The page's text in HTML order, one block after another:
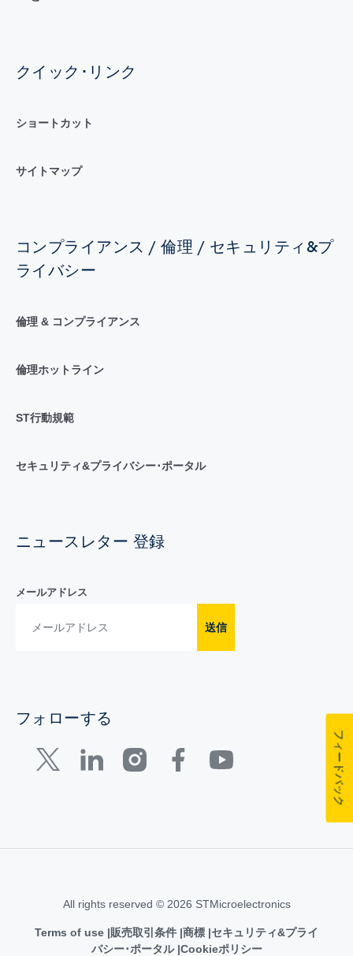
クイック･リンク
ショートカット
サイトマップ
コンプライアンス / 倫理 / セキュリティ&プ
ライバシー
倫理 & コンプライアンス
倫理ホットライン
ST行動規範
セキュリティ&プライバシー･ポータル
ニュースレター 登録
メールアドレス
送信
フォローする
All rights reserved © 2026 STMicroelectronics
Terms of use 販売取引条件 商標 セキュリティ&プライ
バシー･ポータル Cookieポリシー
フィードバック